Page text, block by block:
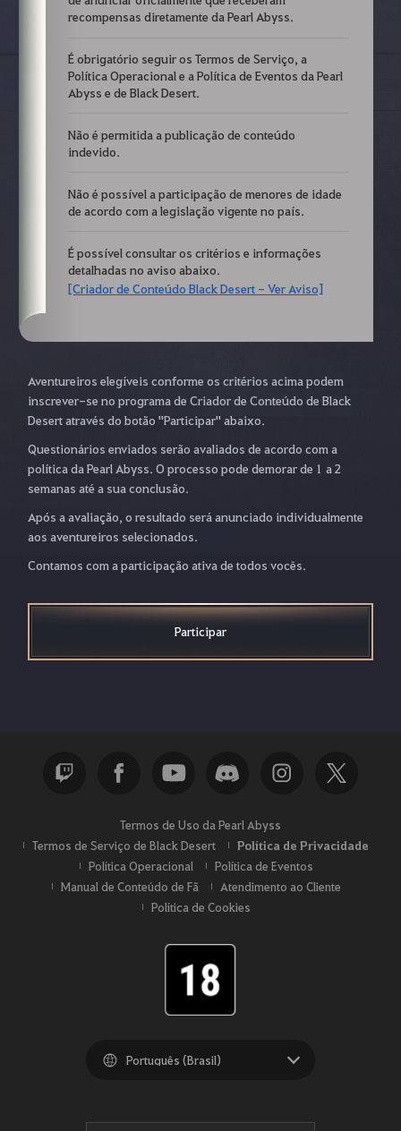
recompensas diretamente da Pearl Abyss.
É obrigatório seguir os Termos de Serviço, a
Política Operacional e a Política de Eventos da Pearl
Abyss e de Black Desert.
Não é permitida a publicação de conteúdo
indevido.
Não é possível a participação de menores de idade
de acordo com a legislação vigente no país.
É possível consultar os critérios e informações
detalhadas no aviso abaixo.
[Criador de Conteúdo Black Desert - Ver Aviso]
Aventureiros elegíveis conforme os critérios acima podem
inscrever-se no programa de Criador de Conteúdo de Black
Desert através do botão "Participar" abaixo.
Questionários enviados serão avaliados de acordo com a
política da Pearl Abyss. O processo pode demorar de 1 a 2
semanas até a sua conclusão.
Após a avaliação, o resultado será anunciado individualmente
aos aventureiros selecionados.
Contamos com a participação ativa de todos vocês.
Participar
Termos de Uso da Pearl Abyss
Termos de Serviço de Black Desert
Política de Privacidade
Política Operacional
Política de Eventos
Manual de Conteúdo de Fã
Atendimento ao Cliente
Política de Cookies